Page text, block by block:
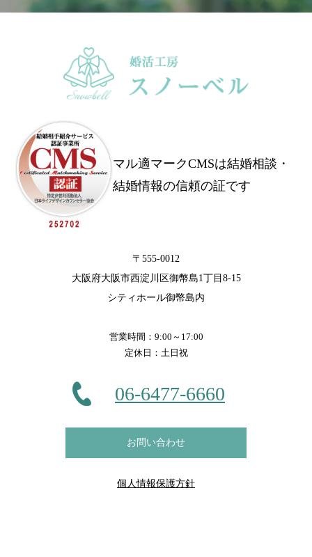
マル適マークCMSは結婚相談・
結婚情報の信頼の証です
〒555-0012
大阪府大阪市西淀川区御幣島1丁目8-15
シティホール御幣島内
営業時間：9:00～17:00
定休日：土日祝
06-6477-6660
お問い合わせ
個人情報保護方針